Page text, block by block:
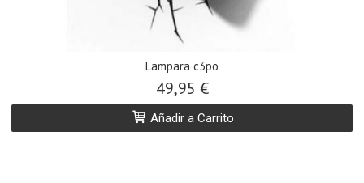
Lampara c3po
49,95 €
Añadir a Carrito